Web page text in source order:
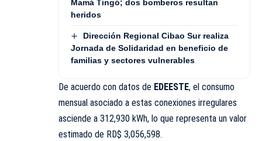
Mamá Tingó; dos bomberos resultan
heridos
Dirección Regional Cibao Sur realiza
Jornada de Solidaridad en beneficio de
familias y sectores vulnerables
De acuerdo con datos de EDEESTE, el consumo
mensual asociado a estas conexiones irregulares
asciende a 312,930 kWh, lo que representa un valor
estimado de RD$ 3,056,598.